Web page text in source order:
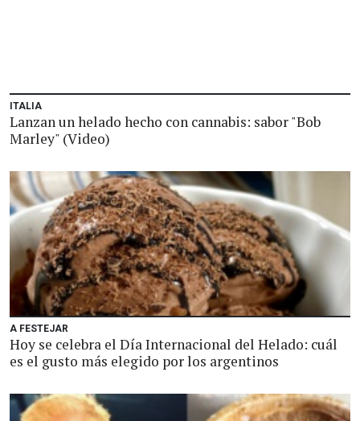
ITALIA
Lanzan un helado hecho con cannabis: sabor "Bob
Marley" (Video)
A FESTEJAR
Hoy se celebra el Día Internacional del Helado: cuál
es el gusto más elegido por los argentinos